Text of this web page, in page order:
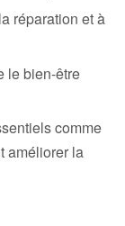
réparation et à
le bien-être
comme
améliorer la